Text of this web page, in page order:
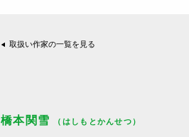
取扱い作家の一覧を見る
橋本関雪 （はしもとかんせつ）